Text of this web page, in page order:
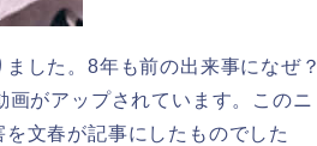
した。8年も前の出来事になぜ？
がアップされています。このニ
文春が記事にしたものでした